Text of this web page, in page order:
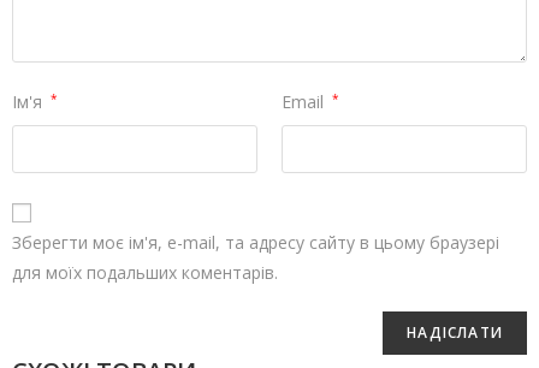
Ім'я * Email *
Зберегти моє ім'я, e-mail, та адресу сайту в цьому браузері
для моїх подальших коментарів.